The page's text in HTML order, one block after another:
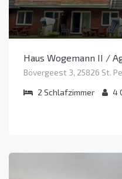
Haus Wogemann II /
Bövergeest 3, 25826 St.
2 Schlafzimmer 4